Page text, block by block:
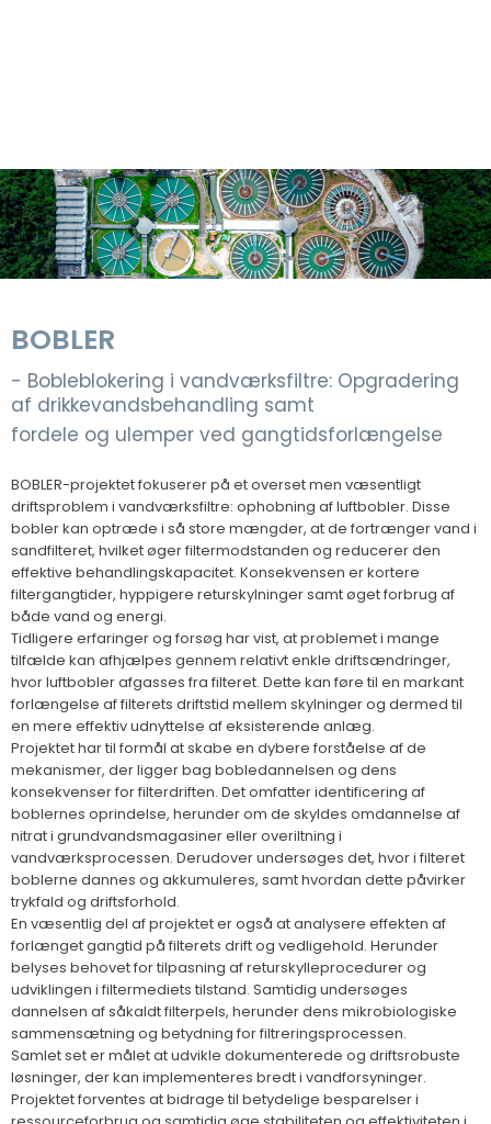
​BOBLER
- Bobleblokering i vandværksfiltre: Opgradering
af drikkevandsbehandling samt
fordele og ulemper ved gangtidsforlængelse​
​BOBLER-projektet fokuserer på et overset men væsentligt
driftsproblem i vandværksfiltre: ophobning af luftbobler. Disse
bobler kan optræde i så store mængder, at de fortrænger vand i
sandfilteret, hvilket øger filtermodstanden og reducerer den
effektive behandlingskapacitet. Konsekvensen er kortere
filtergangtider, hyppigere returskylninger samt øget forbrug af
både vand og energi.
Tidligere erfaringer og forsøg har vist, at problemet i mange
tilfælde kan afhjælpes gennem relativt enkle driftsændringer,
hvor luftbobler afgasses fra filteret. Dette kan føre til en markant
forlængelse af filterets driftstid mellem skylninger og dermed til
en mere effektiv udnyttelse af eksisterende anlæg.
Projektet har til formål at skabe en dybere forståelse af de
mekanismer, der ligger bag bobledannelsen og dens
konsekvenser for filterdriften. Det omfatter identificering af
boblernes oprindelse, herunder om de skyldes omdannelse af
nitrat i grundvandsmagasiner eller overiltning i
vandværksprocessen. Derudover undersøges det, hvor i filteret
boblerne dannes og akkumuleres, samt hvordan dette påvirker
trykfald og driftsforhold.
En væsentlig del af projektet er også at analysere effekten af
forlænget gangtid på filterets drift og vedligehold. Herunder
belyses behovet for tilpasning af returskylleprocedurer og
udviklingen i filtermediets tilstand. Samtidig undersøges
dannelsen af såkaldt filterpels, herunder dens mikrobiologiske
sammensætning og betydning for filtreringsprocessen.
Samlet set er målet at udvikle dokumenterede og driftsrobuste
løsninger, der kan implementeres bredt i vandforsyninger.
Projektet forventes at bidrage til betydelige besparelser i